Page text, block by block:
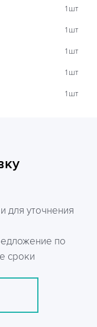
1шт
1шт
1шт
1шт
1шт
для уточнения
по
сроки